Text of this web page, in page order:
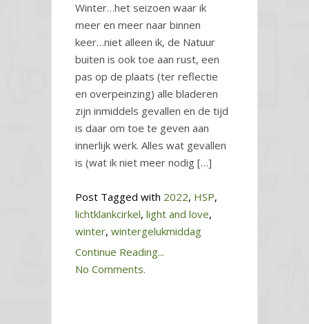
Winter…het seizoen waar ik
meer en meer naar binnen
keer…niet alleen ik, de Natuur
buiten is ook toe aan rust, een
pas op de plaats (ter reflectie
en overpeinzing) alle bladeren
zijn inmiddels gevallen en de tijd
is daar om toe te geven aan
innerlijk werk. Alles wat gevallen
is (wat ik niet meer nodig […]
Post Tagged with 2022, HSP,
lichtklankcirkel, light and love,
winter, wintergelukmiddag
Continue Reading...
No Comments.